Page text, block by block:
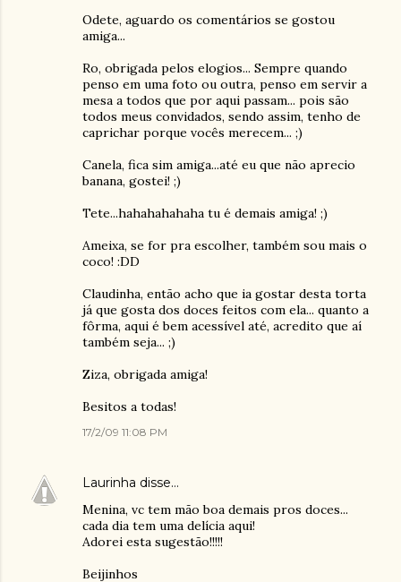
Odete, aguardo os comentários se gostou
amiga...
Ro, obrigada pelos elogios... Sempre quando
penso em uma foto ou outra, penso em servir a
mesa a todos que por aqui passam... pois são
todos meus convidados, sendo assim, tenho de
caprichar porque vocês merecem... ;)
Canela, fica sim amiga...até eu que não aprecio
banana, gostei! ;)
Tete...hahahahahaha tu é demais amiga! ;)
Ameixa, se for pra escolher, também sou mais o
coco! :DD
Claudinha, então acho que ia gostar desta torta
já que gosta dos doces feitos com ela... quanto a
fôrma, aqui é bem acessível até, acredito que aí
também seja... ;)
Ziza, obrigada amiga!
Besitos a todas!
17/2/09 11:08 PM
Laurinha disse…
Menina, vc tem mão boa demais pros doces...
cada dia tem uma delícia aqui!
Adorei esta sugestão!!!!!
Beijinhos